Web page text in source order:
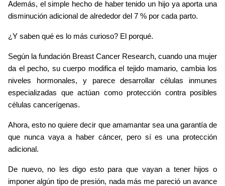
Además, el simple hecho de haber tenido un hijo ya aporta una
disminución adicional de alrededor del 7 % por cada parto.
¿Y saben qué es lo más curioso? El porqué.
Según la fundación Breast Cancer Research, cuando una mujer
da el pecho, su cuerpo modifica el tejido mamario, cambia los
niveles hormonales, y parece desarrollar células inmunes
especializadas que actúan como protección contra posibles
células cancerígenas.
Ahora, esto no quiere decir que amamantar sea una garantía de
que nunca vaya a haber cáncer, pero sí es una protección
adicional.
De nuevo, no les digo esto para que vayan a tener hijos o
imponer algún tipo de presión, nada más me pareció un avance